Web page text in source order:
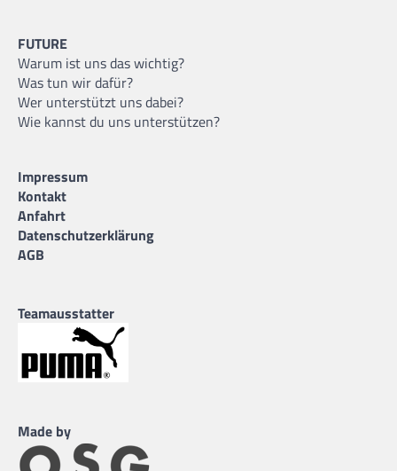
FUTURE
Warum ist uns das wichtig?
Was tun wir dafür?
Wer unterstützt uns dabei?
Wie kannst du uns unterstützen?
Impressum
Kontakt
Anfahrt
Datenschutzerklärung
AGB
Teamausstatter
Made by